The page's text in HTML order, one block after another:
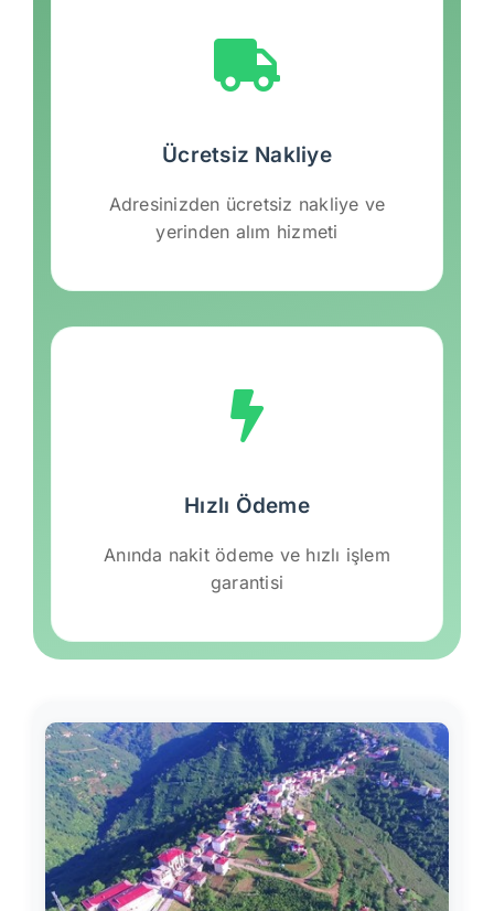
Ücretsiz Nakliye
Adresinizden ücretsiz nakliye ve
yerinden alım hizmeti
Hızlı Ödeme
Anında nakit ödeme ve hızlı işlem
garantisi